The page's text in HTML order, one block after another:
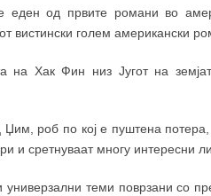
еден од првите романи во
вистински голем американски
на Хак Фин низ Југот на
Џим, роб по кој е пуштена
и сретнуваат многу интересни
универзални теми поврзани со